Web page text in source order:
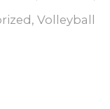
, Volleyball